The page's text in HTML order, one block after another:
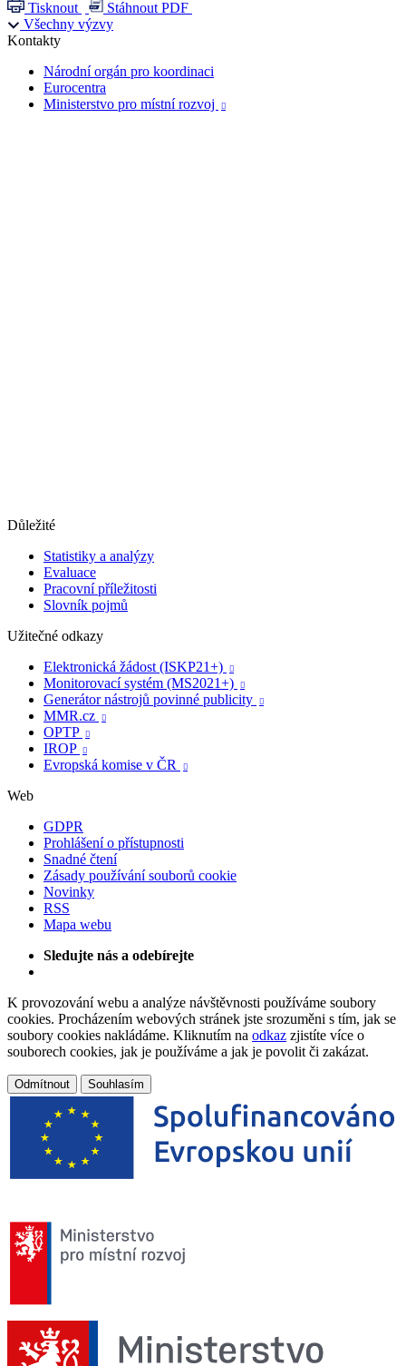
Tisknout
Stáhnout PDF
Všechny výzvy
Kontakty
Národní orgán pro koordinaci
Eurocentra
Ministerstvo pro místní rozvoj

Důležité
Statistiky a analýzy
Evaluace
Pracovní příležitosti
Slovník pojmů
Užitečné odkazy
Elektronická žádost (ISKP21+)

Monitorovací systém (MS2021+) 
Generátor nástrojů povinné publicity 
MMR.cz 
OPTP 
IROP 
Evropská komise v ČR 
Web
GDPR
Prohlášení o přístupnosti
Snadné čtení
Zásady používání souborů cookie
Novinky
RSS
Mapa webu
Sledujte nás a odebírejte
K provozování webu a analýze návštěvnosti používáme soubory
cookies. Procházením webových stránek jste srozuměni s tím, jak se
soubory cookies nakládáme. Kliknutím na odkaz zjistíte více o
souborech cookies, jak je používáme a jak je povolit či zakázat.
Odmítnout Souhlasím